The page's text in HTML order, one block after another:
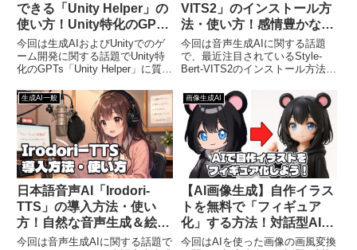
できる「Unity Helper」の
使い方！Unity特化のGPTs
でゲーム開発を効率化しよ
う
今回は生成AIおよびUnityでのゲ
ーム開発に関する話題でUnity特
化のGPTs「Unity Helper」に質問
をご紹介するという内容になって
おります。ChatGPTが登場して
からしばらく経ち、ゲーム開発
で...
VITS2」のインストール方
法・使い方！感情豊かな日
本語ボイスを生成しよう
今回は音声生成AIに関する話題
で、最近注目されているStyle-
Bert-VITS2のインストール方法や
内容になっております。音声生成
AIというと従来は日本語に対応し
ているものが少なく、あったとし
ても不自然な喋...
生成AI一般
日本語音声AI「Irodori-
TTS」の導入方法・使い
方！自然な音声生成＆絵文
字による感情制御ができる
今回は音声生成AIに関する話題で
画像生成AI
【AI画像生成】自作イラス
トを無料で「フィギュア
化」する方法！対話型AIの
画像生成機能でかわいいフ
今回はAIを使った画像の画風変換